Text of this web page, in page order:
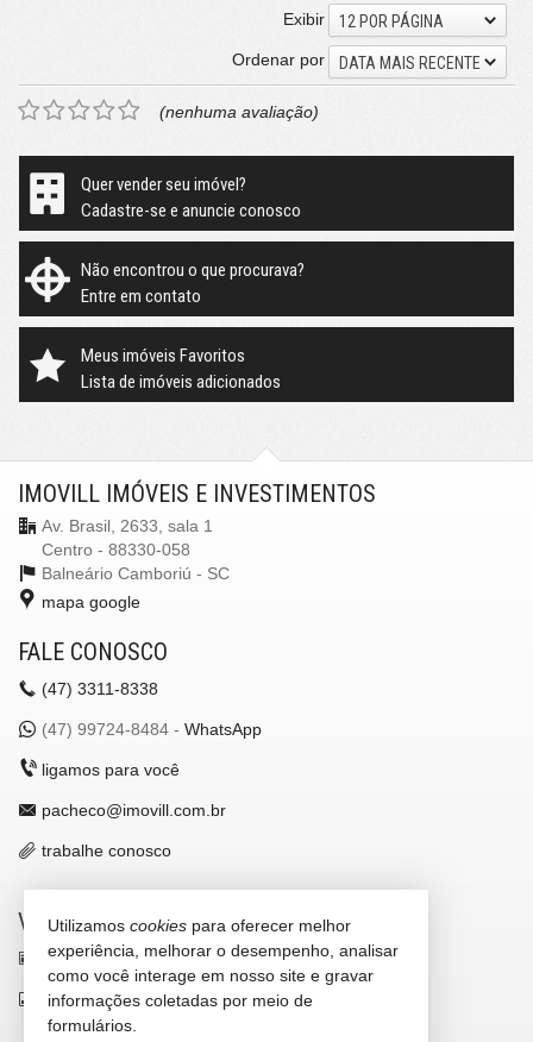
Exibir
12 POR PÁGINA
Ordenar por
DATA MAIS RECENTE
(nenhuma avaliação)
Quer vender seu imóvel?
Cadastre-se e anuncie conosco
Não encontrou o que procurava?
Entre em contato
Meus imóveis Favoritos
Lista de imóveis adicionados
IMOVILL IMÓVEIS E INVESTIMENTOS
Av. Brasil, 2633, sala 1
Centro - 88330-058
Balneário Camboriú - SC
mapa google
FALE CONOSCO
(47) 3311-8338
(47) 99724-8484 - WhatsApp
ligamos para você
pacheco@imovill.com.br
trabalhe conosco
VEJA MAIS
receba nosso newsletter
indicadores financeiros
Utilizamos cookies para oferecer melhor
experiência, melhorar o desempenho, analisar
como você interage em nosso site e gravar
informações coletadas por meio de
formulários.